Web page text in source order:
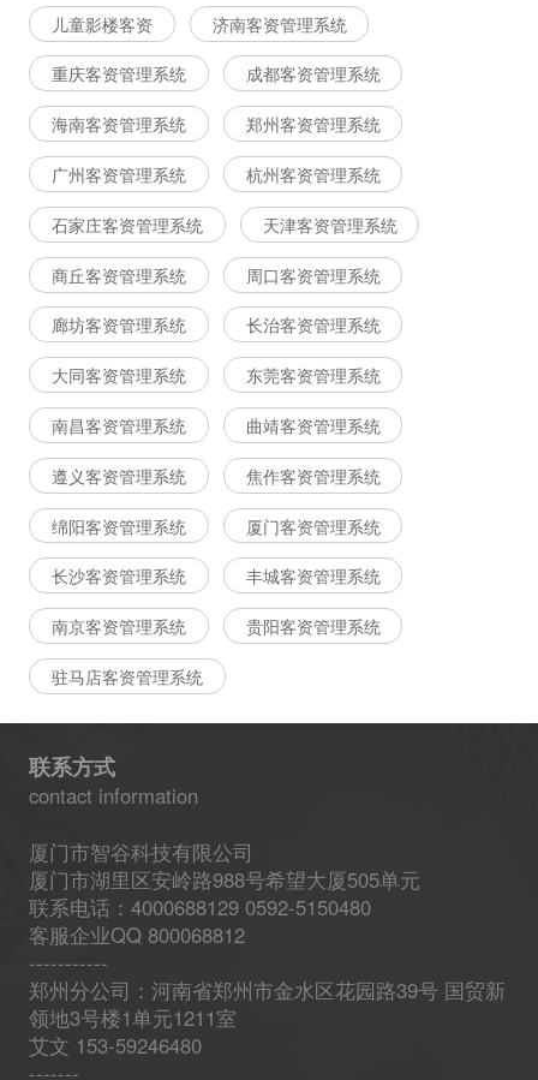
儿童影楼客资 济南客资管理系统
重庆客资管理系统 成都客资管理系统
海南客资管理系统 郑州客资管理系统
广州客资管理系统 杭州客资管理系统
石家庄客资管理系统 天津客资管理系统
商丘客资管理系统 周口客资管理系统
廊坊客资管理系统 长治客资管理系统
大同客资管理系统 东莞客资管理系统
南昌客资管理系统 曲靖客资管理系统
遵义客资管理系统 焦作客资管理系统
绵阳客资管理系统 厦门客资管理系统
长沙客资管理系统 丰城客资管理系统
南京客资管理系统 贵阳客资管理系统
驻马店客资管理系统
联系方式
contact information
厦门市智谷科技有限公司
厦门市湖里区安岭路988号希望大厦505单元
联系电话：4000688129 0592-5150480
客服企业QQ 800068812
-----------
郑州分公司：河南省郑州市金水区花园路39号 国贸新
领地3号楼1单元1211室
艾文 153-59246480
-------